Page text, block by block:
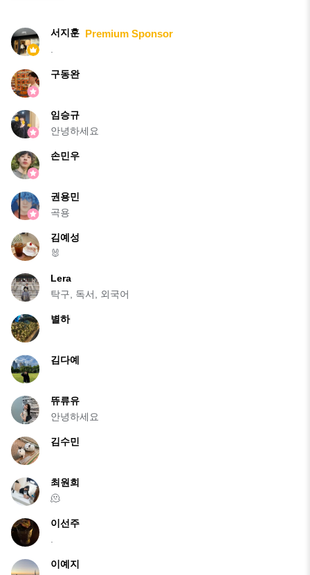
서지훈 Premium Sponsor
.
구동완
임승규
안녕하세요
손민우
권용민
곡용
김예성
🐰
Lera
탁구, 독서, 외국어
별하
김다예
뜌류유
안녕하세요
김수민
최원희
🫠
이선주
.
이예지